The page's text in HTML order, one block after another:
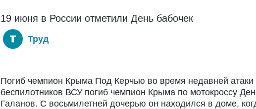
19 июня в России отметили День бабочек
Труд
Погиб чемпион Крыма Под Керчью во время недавней атаки
беспилотников ВСУ погиб чемпион Крыма по мотокроссу
Галанов. С восьмилетней дочерью он находился в доме,